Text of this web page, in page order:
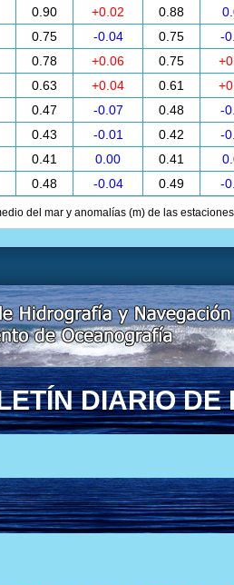
0.90 +0.02 0.88
0.75 -0.04 0.75
-
0.78 +0.06 0.75
0.63 +0.04 0.61
0.47 -0.07 0.48
-
0.43 -0.01 0.42
-
0.41 0.00 0.41
0.48 -0.04 0.49 -
del mar y anomalías (m) de las
DIARIO DE